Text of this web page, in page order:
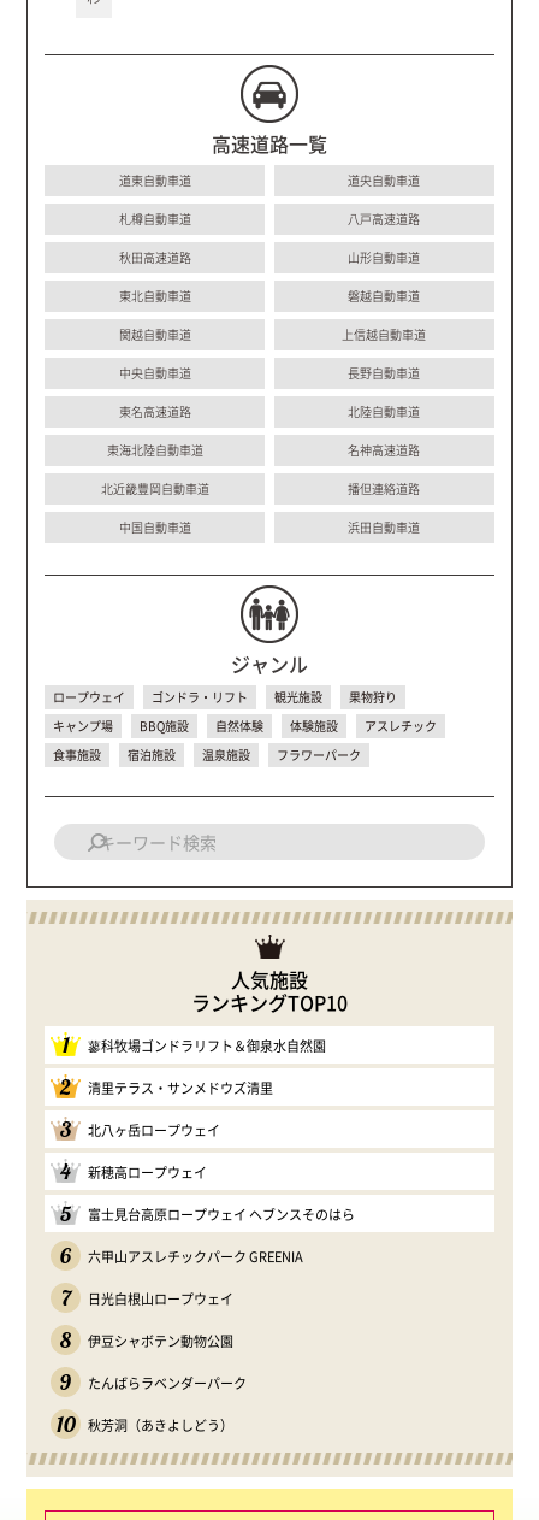
高速道路一覧
道東自動車道 道央自動車道
札樽自動車道 八戸高速道路
秋田高速道路 山形自動車道
東北自動車道 磐越自動車道
関越自動車道 上信越自動車道
中央自動車道 長野自動車道
東名高速道路 北陸自動車道
東海北陸自動車道 名神高速道路
北近畿豊岡自動車道 播但連絡道路
中国自動車道 浜田自動車道
ジャンル
ロープウェイ ゴンドラ・リフト 観光施設
果物狩り
キャンプ場
BBQ施設 自然体験 体験施設
アスレチック
食事施設
宿泊施設 温泉施設 フラワーパーク
人気施設
ランキングTOP10
1 蓼科牧場ゴンドラリフト＆御泉水自然園
2 清里テラス・サンメドウズ清里
3 北八ヶ岳ロープウェイ
4 新穂高ロープウェイ
5 富士見台高原ロープウェイ ヘブンスそのはら
6 六甲山アスレチックパーク GREENIA
7 日光白根山ロープウェイ
8 伊豆シャボテン動物公園
9 たんばらラベンダーパーク
10 秋芳洞（あきよしどう）